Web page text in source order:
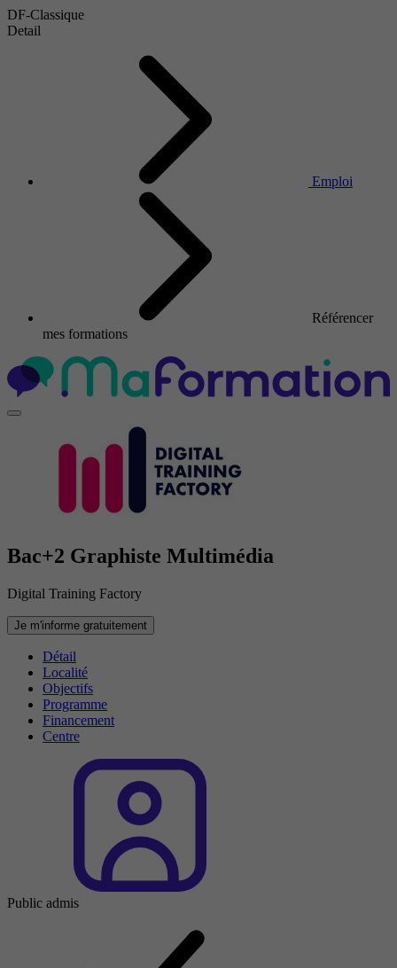
DF-Classique
Detail
Emploi
Référencer
mes formations
Bac+2 Graphiste Multimédia
Digital Training Factory
Je m'informe gratuitement
Détail
Localité
Objectifs
Programme
Financement
Centre
Public admis